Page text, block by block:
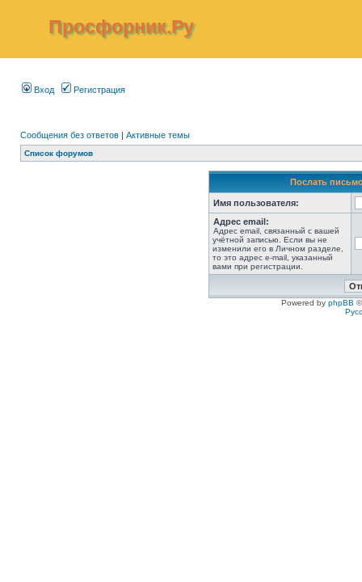
Просфорник.Ру
Вход Регистрация
Сообщения без ответов | Активные темы
Список форумов
Послать
Имя пользователя:
Адрес email:
Адрес email, связанный с вашей
учётной записью. Если вы не
изменили его в Личном разделе,
то это адрес e-mail, указанный
вами при регистрации.
Powered by phpBB